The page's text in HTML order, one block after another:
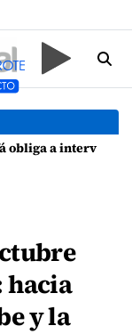
vivienda de Playa Honda
hacia
y la